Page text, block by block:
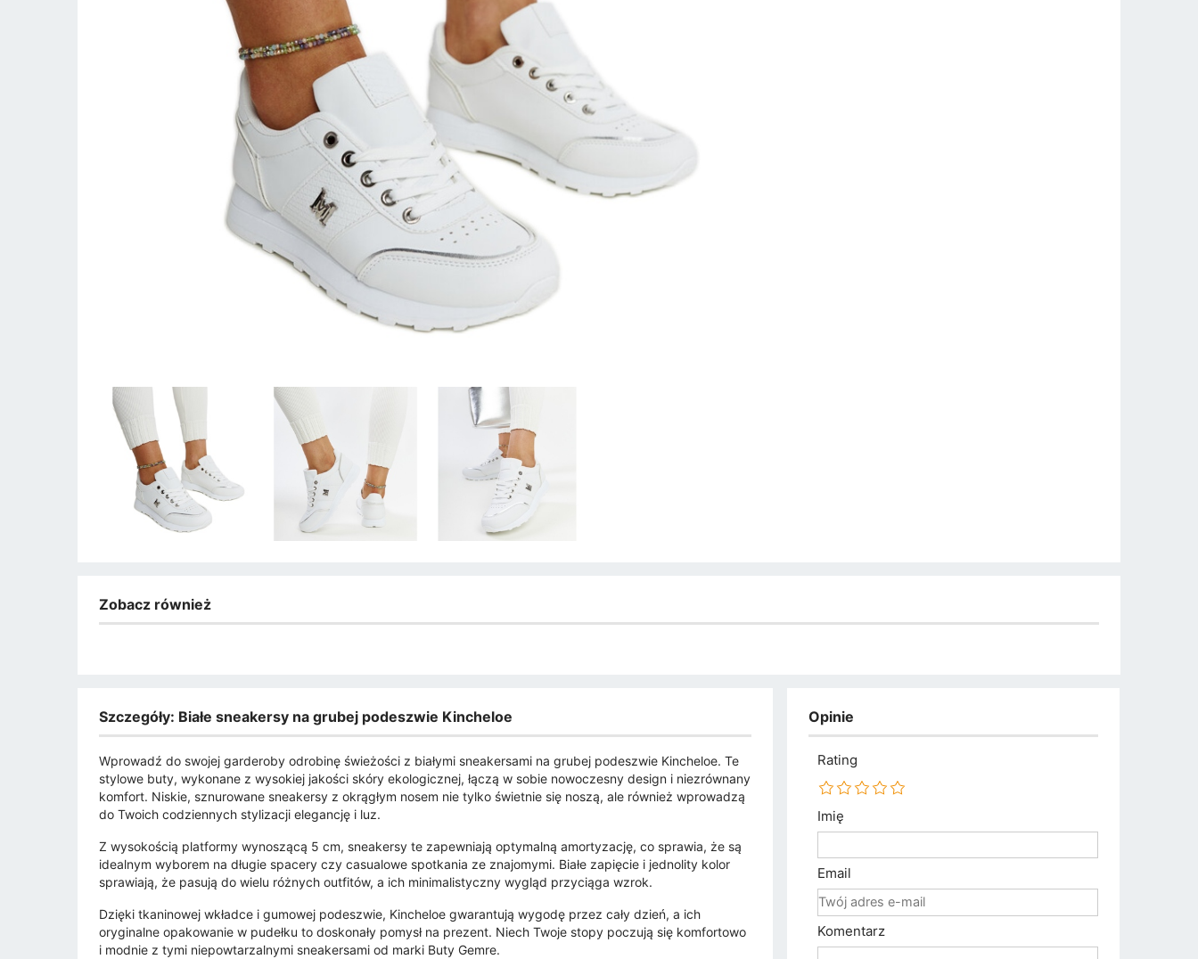
Zobacz również
Szczegóły: Białe sneakersy na grubej podeszwie Kincheloe
Wprowadź do swojej garderoby odrobinę świeżości z białymi sneakersami na grubej podeszwie Kincheloe. Te
stylowe buty, wykonane z wysokiej jakości skóry ekologicznej, łączą w sobie nowoczesny design i niezrównany
komfort. Niskie, sznurowane sneakersy z okrągłym nosem nie tylko świetnie się noszą, ale również wprowadzą
do Twoich codziennych stylizacji elegancję i luz.
Z wysokością platformy wynoszącą 5 cm, sneakersy te zapewniają optymalną amortyzację, co sprawia, że są
idealnym wyborem na długie spacery czy casualowe spotkania ze znajomymi. Białe zapięcie i jednolity kolor
sprawiają, że pasują do wielu różnych outfitów, a ich minimalistyczny wygląd przyciąga wzrok.
Dzięki tkaninowej wkładce i gumowej podeszwie, Kincheloe gwarantują wygodę przez cały dzień, a ich
oryginalne opakowanie w pudełku to doskonały pomysł na prezent. Niech Twoje stopy poczują się komfortowo
i modnie z tymi niepowtarzalnymi sneakersami od marki Buty Gemre.
Opinie
Rating
Imię
Email
Komentarz